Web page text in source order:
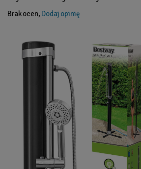
Brak ocen, Dodaj opinię